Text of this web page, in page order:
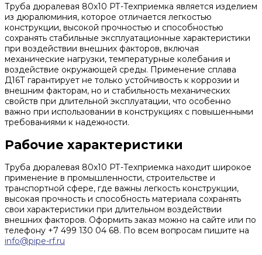
Труба дюралевая 80x10 РТ-Техприемка является изделием
из дюралюминия, которое отличается легкостью
конструкции, высокой прочностью и способностью
сохранять стабильные эксплуатационные характеристики
при воздействии внешних факторов, включая
механические нагрузки, температурные колебания и
воздействие окружающей среды. Применение сплава
Д16Т гарантирует не только устойчивость к коррозии и
внешним факторам, но и стабильность механических
свойств при длительной эксплуатации, что особенно
важно при использовании в конструкциях с повышенными
требованиями к надежности.
Рабочие характеристики
Труба дюралевая 80x10 РТ-Техприемка находит широкое
применение в промышленности, строительстве и
транспортной сфере, где важны легкость конструкции,
высокая прочность и способность материала сохранять
свои характеристики при длительном воздействии
внешних факторов. Оформить заказ можно на сайте или по
телефону +7 499 130 04 68. По всем вопросам пишите на
info@pipe-rf.ru